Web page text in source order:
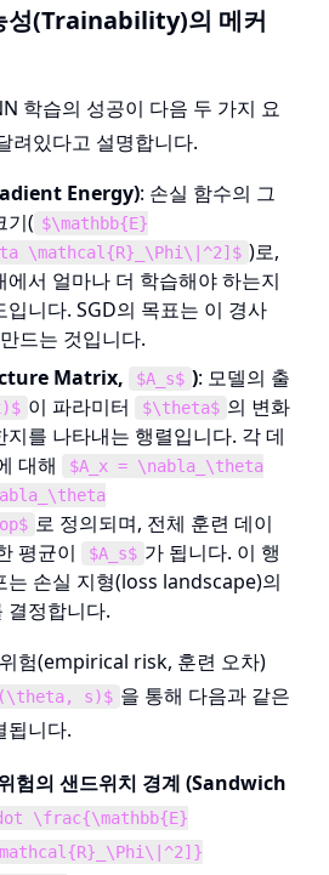
성(Trainability)의 메커
학습의 성공이 다음 두 가지 요
려있다고 설명합니다.
Energy): 손실 함수의 그
기( $\mathbb{E}
\mathcal{R}_\Phi\|^2]$ )로,
에서 얼마나 더 학습해야 하는지
입니다. SGD의 목표는 이 경사
드는 것입니다.
Matrix,
$A_s$ ): 모델의 출
이 파라미터 $\theta$ 의 변화
지를 나타내는 행렬입니다. 각 데
대해
$A_x = \nabla_\theta
로 정의되며, 전체 훈련 데이
평균이 $A_s$ 가 됩니다. 이 행
는 손실 지형(loss landscape)의
결정합니다.
험(empirical risk, 훈련 오차)
s)$ 을 통해 다음과 같은
됩니다.
험의 샌드위치 경계 (Sandwich
\frac{\mathbb{E}